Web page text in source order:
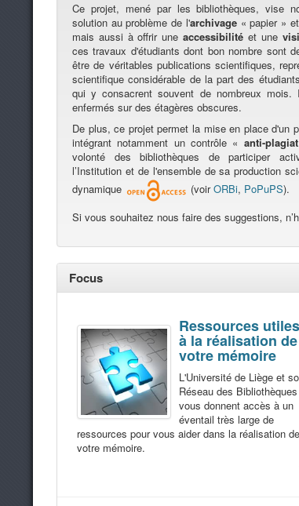
Ce projet, mené par les bibliothèques, vise
solution au problème de l'archivage« papier »
mais aussi à offrir uneaccessibilité et une
ces travaux d'étudiants dont bon nombre sont
être de véritables publications scientifiques,
scientifique considérable de la part des
qui y consacrent souvent de nombreux
enfermés sur des étagères obscures.
De plus, ce projet permet la mise en place d'un
intégrant notamment un contrôle « anti-plagiat
volonté des bibliothèques de participer
l’Institution et de l'ensemble de sa production
dynamique
(voirORBi, PoPuPS).
Si vous souhaitez nous faire des suggestions,
Focus
Ressources utiles
à la réalisation de
votre mémoire
L'Université de Liège et
Réseau des Bibliothèques
vous donnent accès à un
éventail très large de
ressources pour vous aider dans la réalisation de
votre mémoire.